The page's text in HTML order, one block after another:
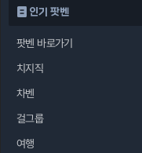
인기 팟벤
팟벤 바로가기
치지직
차벤
걸그룹
여행